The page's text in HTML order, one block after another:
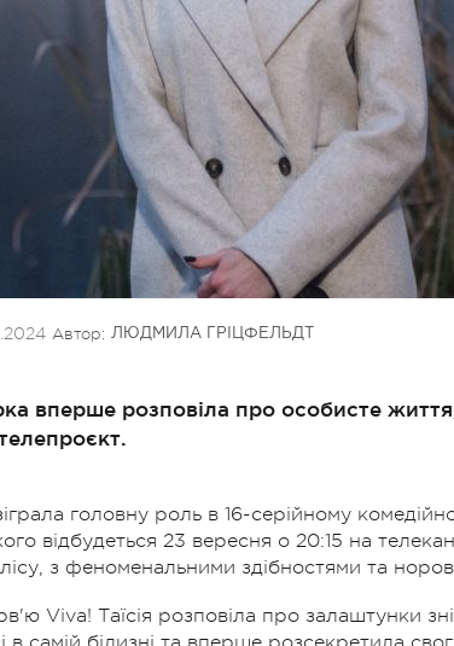
Автор: ЛЮДМИЛА ГРІЦФЕЛЬДТ
вперше розповіла про особисте
головну роль в 16-серійному
відбудеться 23 вересня о 20:15 на
з феноменальними здібностями та
Viva! Таїсія розповіла про залаштунки